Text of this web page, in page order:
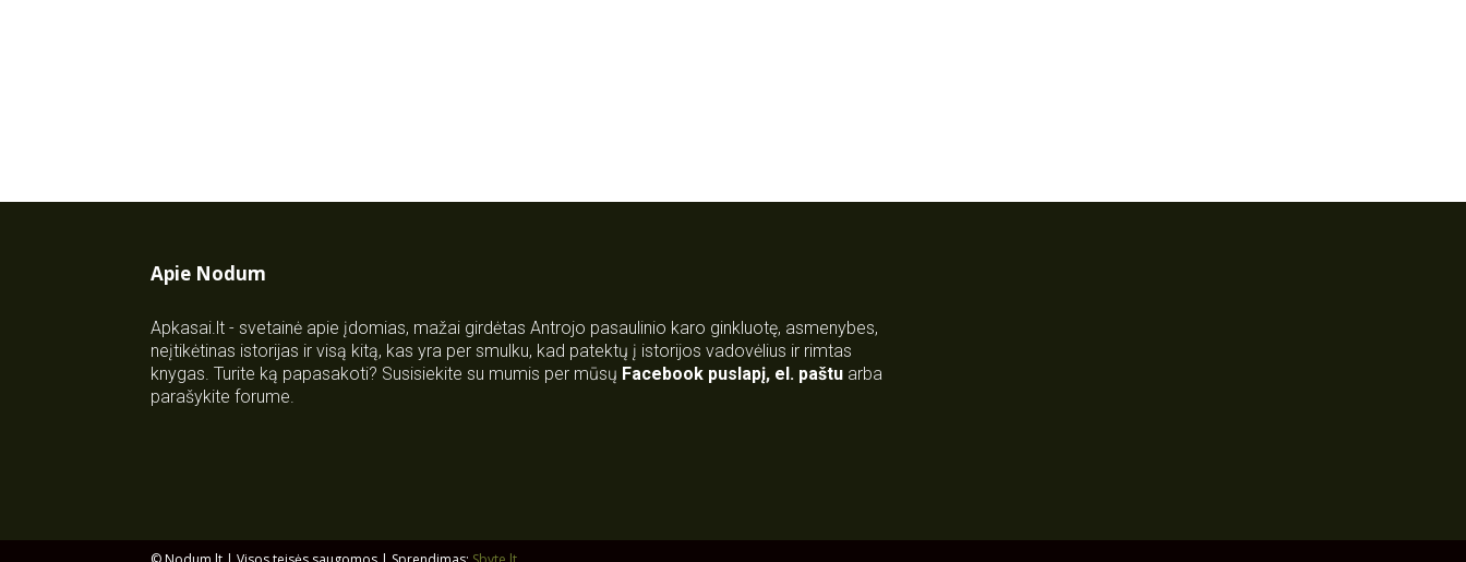
Apie Nodum
Apkasai.lt - svetainė apie įdomias, mažai girdėtas Antrojo pasaulinio karo ginkluotę, asmenybes,
neįtikėtinas istorijas ir visą kitą, kas yra per smulku, kad patektų į istorijos vadovėlius ir rimtas
knygas. Turite ką papasakoti? Susisiekite su mumis per mūsų Facebook puslapį, el. paštu arba
parašykite forume.